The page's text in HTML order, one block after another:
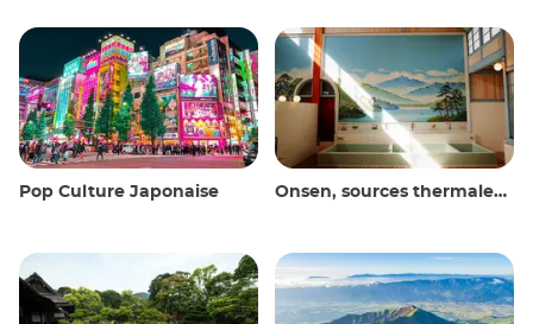
Pop Culture Japonaise Onsen, sources thermales et bains publics